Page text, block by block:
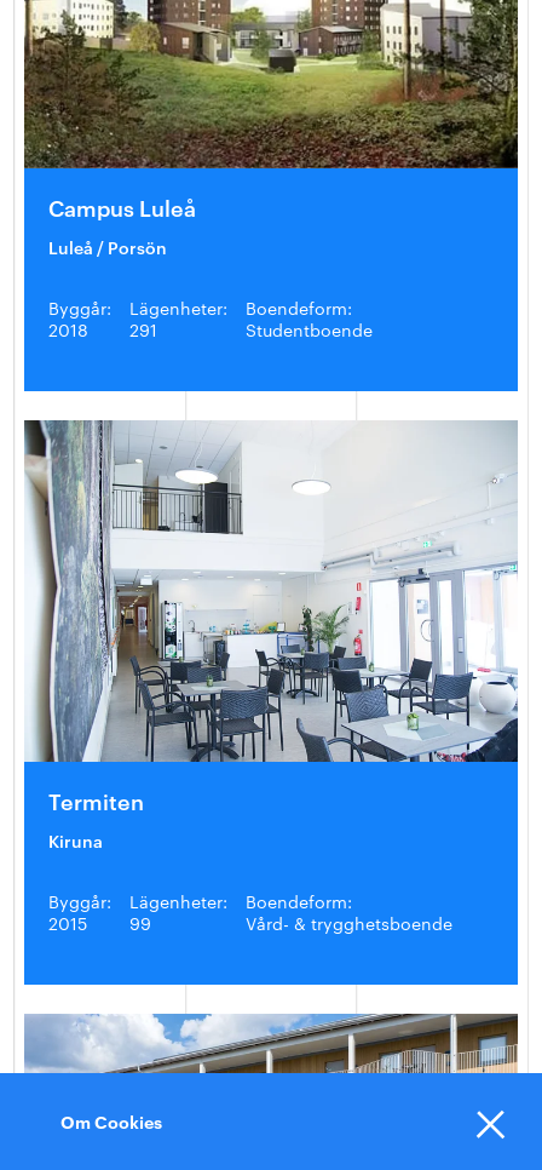
Campus Luleå
Luleå / Porsön
Byggår:
2018
Lägenheter:
291
Boendeform:
Studentboende
Termiten
Kiruna
Byggår:
2015
Lägenheter:
99
Boendeform:
Vård- & trygghetsboende
Om Cookies